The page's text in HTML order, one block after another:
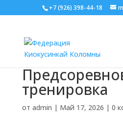
+7 (926) 398-44-18
тренировка
от admin | Май 17, 2026 | 0